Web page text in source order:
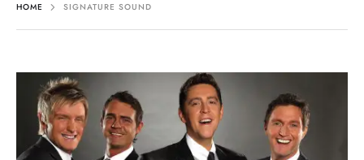
HOME SIGNATURE SOUND